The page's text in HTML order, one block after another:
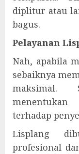
diplitur atau
bagus.
Pelayanan
Nah, apabila
sebaiknya
maksimal.
terhadap
Lisplang
profesional